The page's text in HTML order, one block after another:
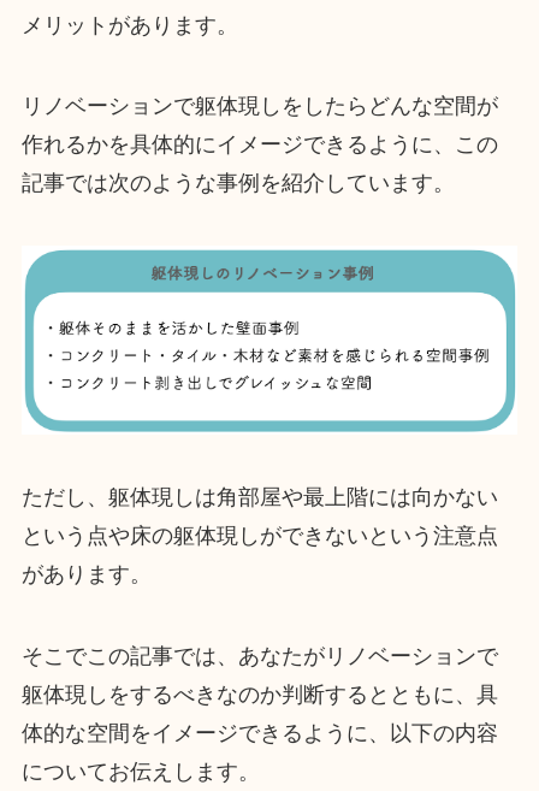
メリットがあります。
リノベーションで躯体現しをしたらどんな空間が
作れるかを具体的にイメージできるように、この
記事では次のような事例を紹介しています。
ただし、躯体現しは角部屋や最上階には向かない
という点や床の躯体現しができないという注意点
があります。
そこでこの記事では、あなたがリノベーションで
躯体現しをするべきなのか判断するとともに、具
体的な空間をイメージできるように、以下の内容
についてお伝えします。